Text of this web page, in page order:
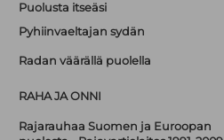
Puolusta itseäsi
Pyhiinvaeltajan sydän
Radan väärällä puolella
RAHA JA ONNI
Rajarauhaa Suomen ja Euroopan